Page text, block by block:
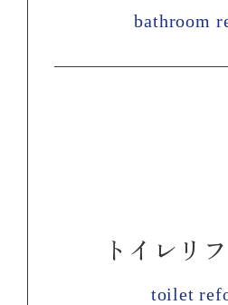
bathroom
トイレリ
toilet